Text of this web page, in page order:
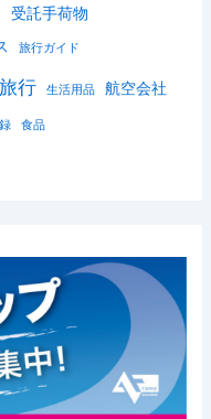
受託手荷物
旅行ガイド
行 生活用品 航空会社
食品